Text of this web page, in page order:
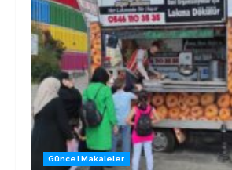
Güncel Makaleler